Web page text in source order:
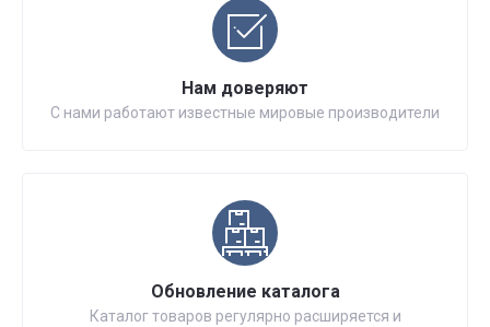
Нам доверяют
С нами работают известные мировые производители
Обновление каталога
Каталог товаров регулярно расширяется и